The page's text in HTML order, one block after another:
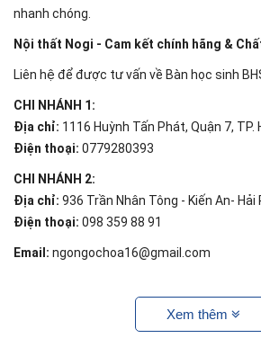
nhanh chóng.
Nội thất Nogi - Cam kết chính hãng &
Liên hệ để được tư vấn về Bàn học sinh
CHI NHÁNH 1:
Địa chỉ: 1116 Huỳnh Tấn Phát, Quận 7, TP.
Điện thoại: 0779280393
CHI NHÁNH 2:
Địa chỉ: 936 Trần Nhân Tông - Kiến An- Hải
Điện thoại: 098 359 88 91
Email: ngongochoa16@gmail.com
Xem thêm